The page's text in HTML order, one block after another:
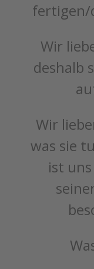
fertigen/
Wir
deshalb
Wir
was sie
ist